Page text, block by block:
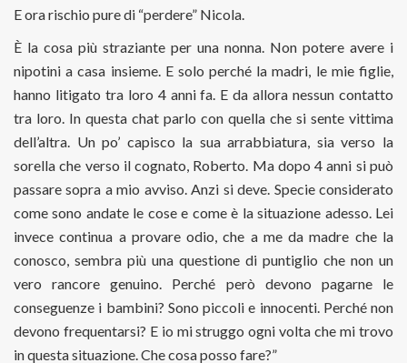
E ora rischio pure di “perdere” Nicola.
È la cosa più straziante per una nonna. Non potere avere i
nipotini a casa insieme. E solo perché la madri, le mie figlie,
hanno litigato tra loro 4 anni fa. E da allora nessun contatto
tra loro. In questa chat parlo con quella che si sente vittima
dell’altra. Un po’ capisco la sua arrabbiatura, sia verso la
sorella che verso il cognato, Roberto. Ma dopo 4 anni si può
passare sopra a mio avviso. Anzi si deve. Specie considerato
come sono andate le cose e come è la situazione adesso. Lei
invece continua a provare odio, che a me da madre che la
conosco, sembra più una questione di puntiglio che non un
vero rancore genuino. Perché però devono pagarne le
conseguenze i bambini? Sono piccoli e innocenti. Perché non
devono frequentarsi? E io mi struggo ogni volta che mi trovo
in questa situazione. Che cosa posso fare?”